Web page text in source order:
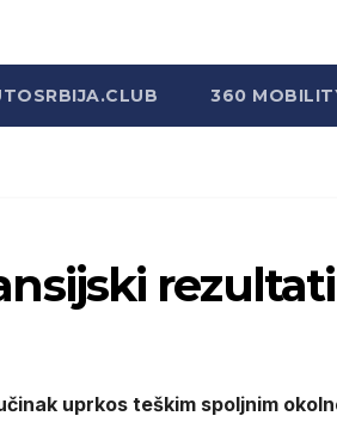
360
uprkos teškim spoljnim